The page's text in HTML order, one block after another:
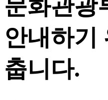
문화관광
안내하기
춥니다.